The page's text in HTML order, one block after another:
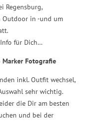
Regensburg,
Outdoor in -und um
für Dich…
Fotografie
inkl. Outfit wechsel,
sehr wichtig.
die Dir am besten
und bei der